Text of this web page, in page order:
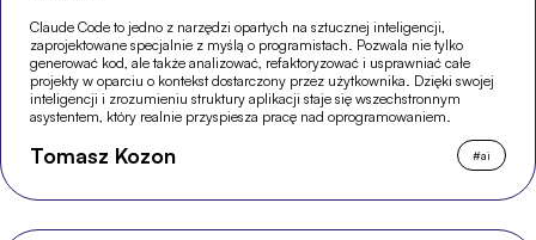
Claude Code to jedno z narzędzi opartych na sztucznej inteligencji,
zaprojektowane specjalnie z myślą o programistach. Pozwala nie tylko
generować kod, ale także analizować, refaktoryzować i usprawniać całe
projekty w oparciu o kontekst dostarczony przez użytkownika. Dzięki swojej
inteligencji i zrozumieniu struktury aplikacji staje się wszechstronnym
asystentem, który realnie przyspiesza pracę nad oprogramowaniem.
Tomasz Kozon #ai